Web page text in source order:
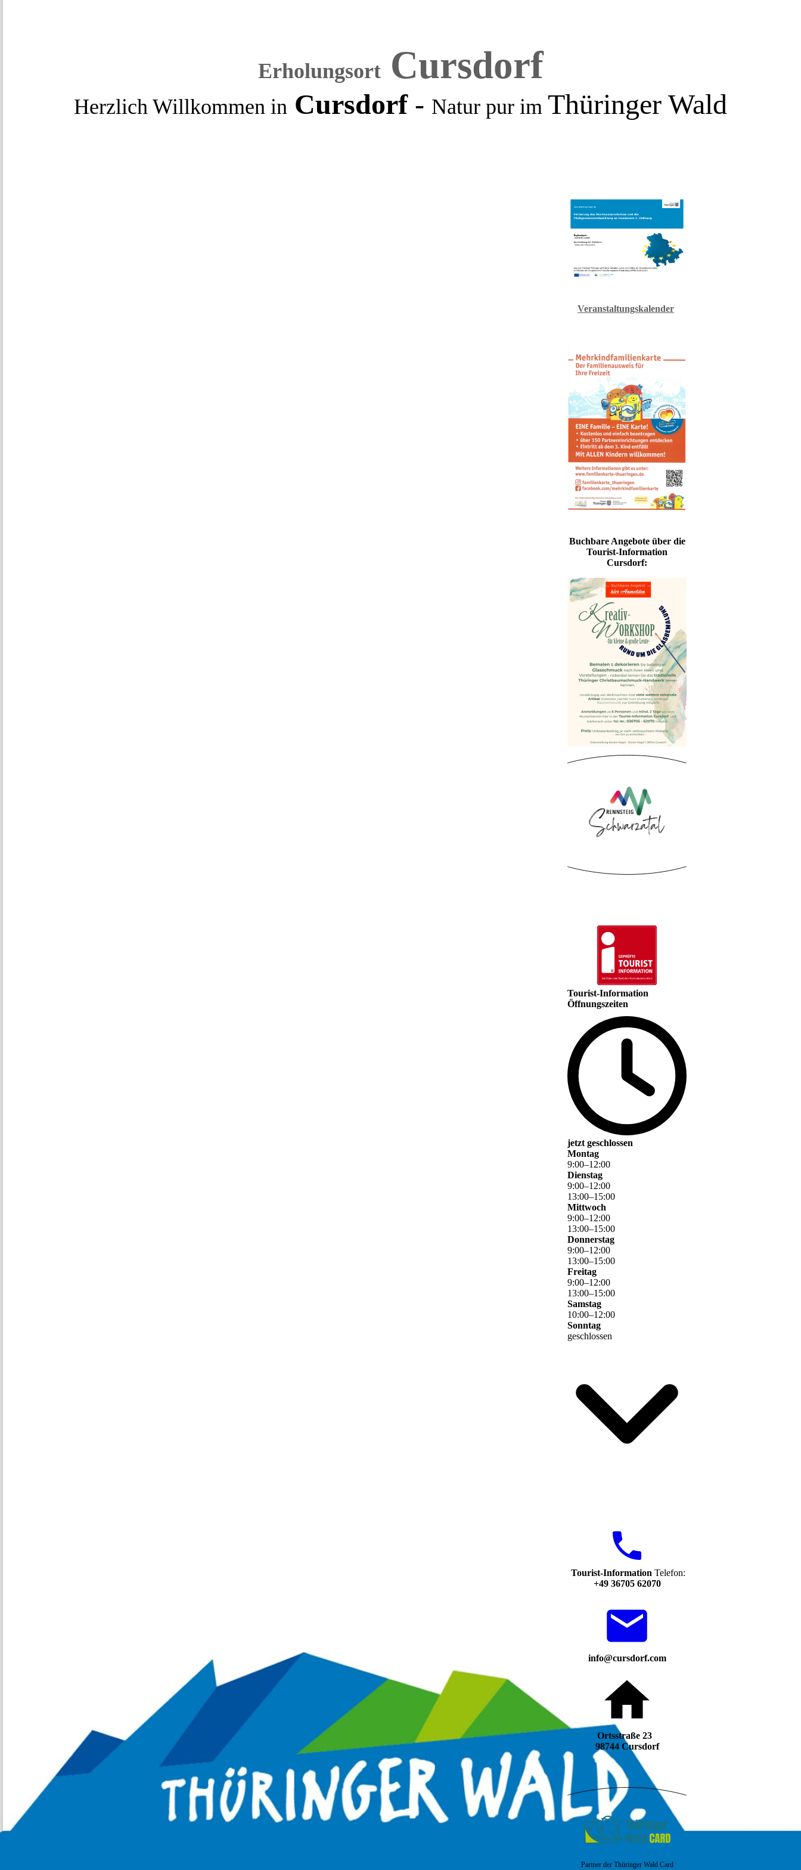
ErholungsortCursdorf
Herzlich Willkommen in Cursdorf- Natur pur im Thüringer Wald
Veranstaltungskalender
Buchbare Angebote über die
Tourist-Information
Cursdorf:
Tourist-Information
Öffnungszeiten
jetzt geschlossen
Montag
9:00–12:00
Dienstag
9:00–12:00
13:00–15:00
Mittwoch
9:00–12:00
13:00–15:00
Donnerstag
9:00–12:00
13:00–15:00
Freitag
9:00–12:00
13:00–15:00
Samstag
10:00–12:00
Sonntag
geschlossen
Tourist-Information Telefon:
+49 36705 62070
info@cursdorf.com
Ortsstraße 23
98744 Cursdorf
Partner der Thüringer Wald Card